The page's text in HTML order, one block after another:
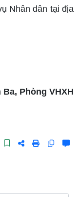
Nhân dân tại địa
Ba, Phòng VHXH